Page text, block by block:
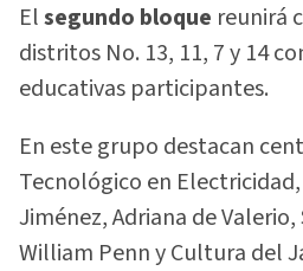
Elsegundo bloque reunirá
distritos No. 13, 11, 7 y 14
educativas participantes.
En este grupo destacan
Tecnológico en
Jiménez, Adriana de
William Penn y Cultura del